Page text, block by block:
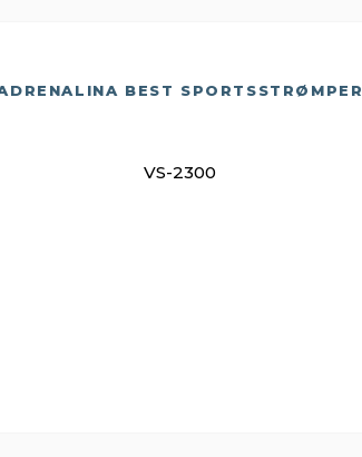
BEST SPORTSSTRØMPER
VS-2300